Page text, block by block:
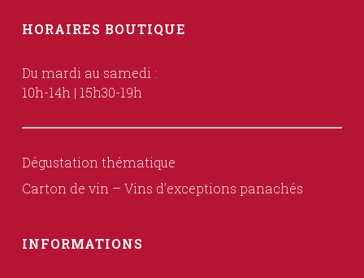
HORAIRES BOUTIQUE
Du mardi au samedi :
10h-14h | 15h30-19h
Dégustation thématique
Carton de vin – Vins d’exceptions panachés
INFORMATIONS